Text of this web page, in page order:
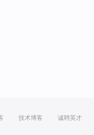
技术博客 诚聘英才